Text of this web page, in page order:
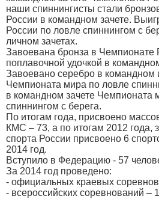
наши спиннингисты стали
России в командном зачете.
России по ловле спиннингом с
личном зачетах.
Завоевана бронза в Чемпионате
поплавочной удочкой в
Завоевано серебро в командном
Чемпионата мира по ловле
в командном зачете Чемпионата
спиннингом с берега.
По итогам года, присвоено
КМС – 73, а по итогам 2012 года,
спорта России присвоено 6
2014 год.
Вступило в Федерацию - 57
За 2014 год проведено:
- официальных краевых
- всероссийских соревнований –